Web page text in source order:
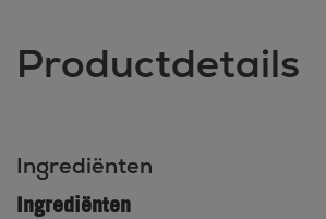
Productdetails
Ingrediënten
Ingrediënten